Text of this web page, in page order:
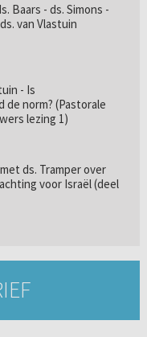
Baars - ds. Simons -
van Vlastuin
- Is
norm? (Pastorale
lezing 1)
ds. Tramper over
voor Israël (deel